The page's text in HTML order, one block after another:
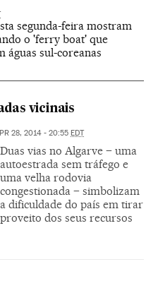
segunda-feira mostram
o 'ferry boat' que
águas sul-coreanas
vicinais
28, 2014 - 20:55 EDT
Duas vias no Algarve – uma
autoestrada sem tráfego e
uma velha rodovia
congestionada – simbolizam
a dificuldade do país em tirar
proveito dos seus recursos